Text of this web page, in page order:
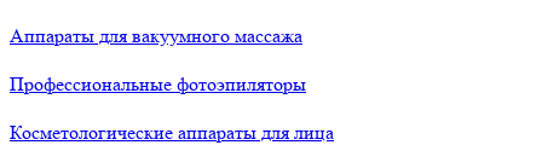
Аппараты для вакуумного массажа
Профессиональные фотоэпиляторы
Косметологические аппараты для лица